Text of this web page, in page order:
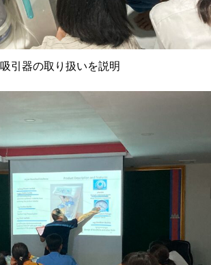
吸引器の取り扱いを説明